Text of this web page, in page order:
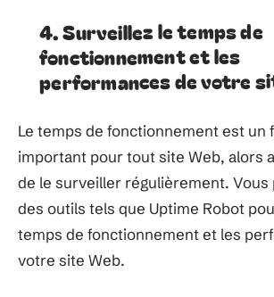
4. Surveillez le temps de
fonctionnement et les
performances de votre
Le temps de fonctionnement est un
important pour tout site Web, alors
de le surveiller régulièrement.
des outils tels que Uptime Robot
temps de fonctionnement et les
votre site Web.